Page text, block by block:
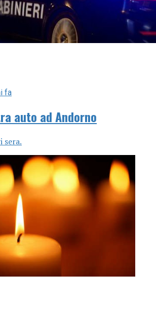
fa
auto ad Andorno
sera.